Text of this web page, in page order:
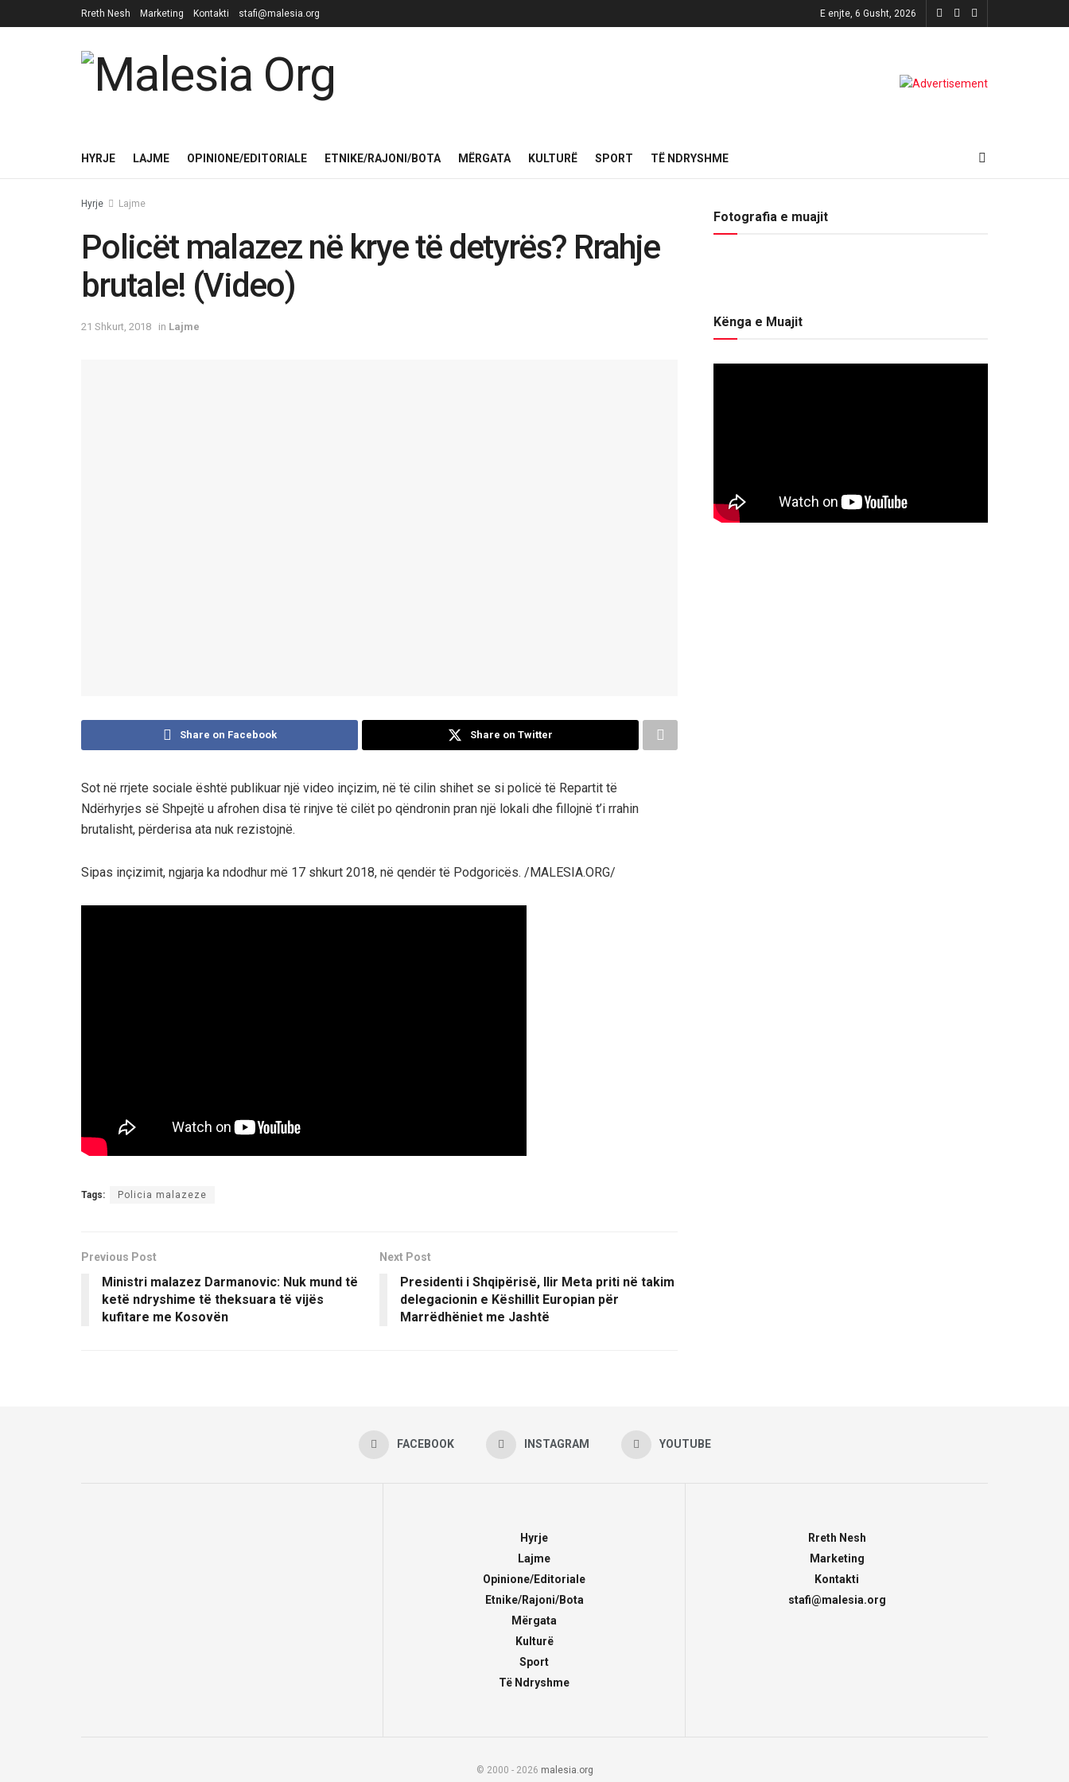
Rreth Nesh Marketing Kontakti stafi@malesia.org E enjte, 6 Gusht, 2026
HYRJE LAJME OPINIONE/EDITORIALE ETNIKE/RAJONI/BOTA MËRGATA KULTURË SPORT TË NDRYSHME
Hyrje Lajme
Policët malazez në krye të detyrës? Rrahje
brutale! (Video)
21 Shkurt, 2018 in Lajme
Share on Facebook Share on Twitter
Sot në rrjete sociale është publikuar një video inçizim, në të cilin shihet se si policë të Repartit të
Ndërhyrjes së Shpejtë u afrohen disa të rinjve të cilët po qëndronin pran një lokali dhe fillojnë t’i rrahin
brutalisht, përderisa ata nuk rezistojnë.
Sipas inçizimit, ngjarja ka ndodhur më 17 shkurt 2018, në qendër të Podgoricës. /MALESIA.ORG/
Tags: Policia malazeze
Previous Post
Ministri malazez Darmanovic: Nuk mund të
ketë ndryshime të theksuara të vijës
kufitare me Kosovën
Next Post
Presidenti i Shqipërisë, Ilir Meta priti në takim
delegacionin e Këshillit Europian për
Marrëdhëniet me Jashtë
Fotografia e muajit
Kënga e Muajit
FACEBOOK INSTAGRAM YOUTUBE
Hyrje
Lajme
Opinione/Editoriale
Etnike/Rajoni/Bota
Mërgata
Kulturë
Sport
Të Ndryshme
Rreth Nesh
Marketing
Kontakti
stafi@malesia.org
© 2000 - 2026 malesia.org